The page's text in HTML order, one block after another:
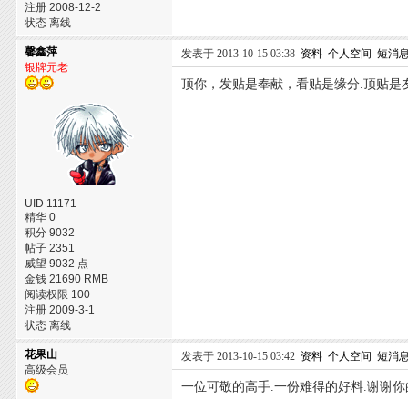
注册 2008-12-2
状态 离线
馨鑫萍
银牌元老
UID 11171
精华 0
积分 9032
帖子 2351
威望 9032 点
金钱 21690 RMB
阅读权限 100
注册 2009-3-1
状态 离线
发表于 2013-10-15 03:38 资料 个人空间 短消
顶你，发贴是奉献，看贴是缘分.顶贴
花果山
高级会员
发表于 2013-10-15 03:42 资料 个人空间 短消
一位可敬的高手.一份难得的好料.谢谢